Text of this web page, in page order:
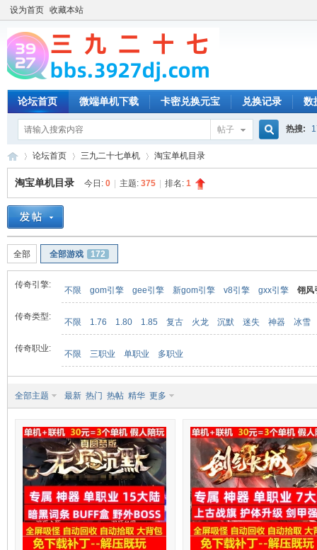
设为首页 收藏本站
论坛首页 微端单机下载 卡密兑换元宝 兑换记录 数
帖子 热搜:
»
论坛首页 三九二十七单机 淘宝单机目录
淘宝单机目录 今日: 0 主题: 375 排名: 1
全部 全部游戏 172
传奇引擎:
不限 gom引擎 gee引擎 新gom引擎 v8引擎 gxx引擎 翎风
传奇类型:
不限 1.76 1.80 1.85 复古 火龙 沉默 迷失 神器 冰雪
传奇职业:
不限 三职业 单职业 多职业
全部主题 最新 热门 热帖 精华 更多